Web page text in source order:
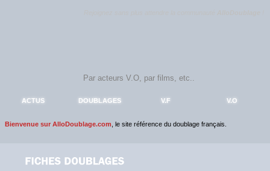
ACTUS DOUBLAGES V.F V.O
Bienvenue sur AlloDoublage.com , le site référence du doublage français.